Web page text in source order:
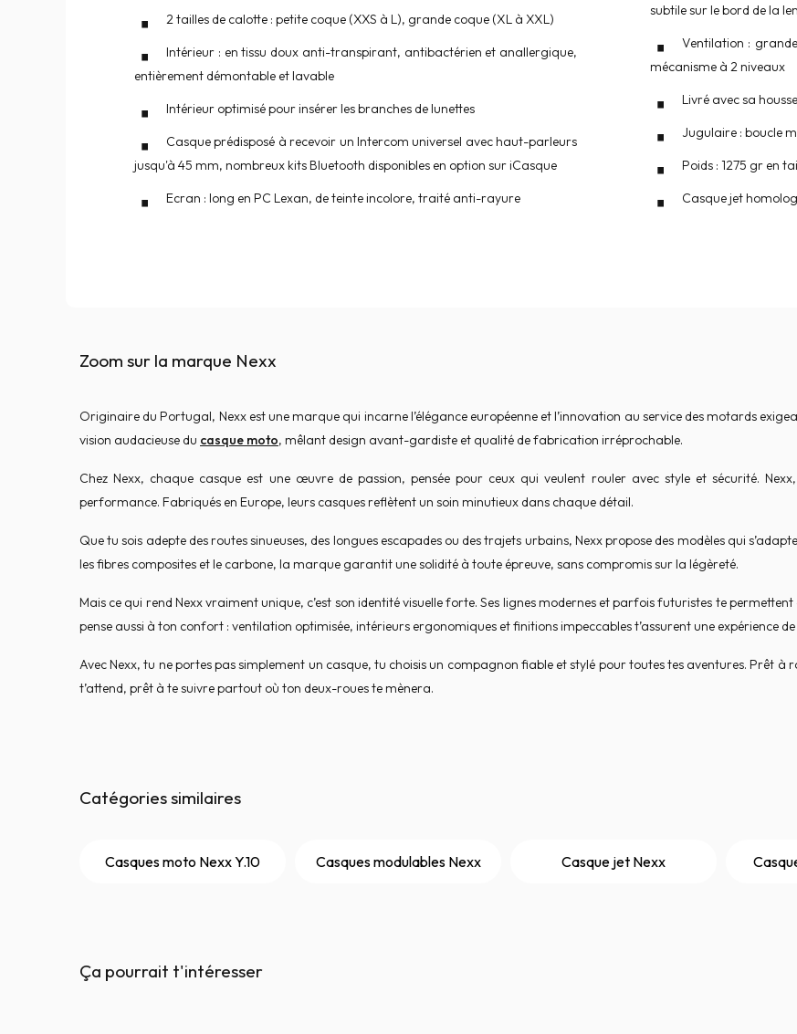
2 tailles de calotte : petite coque (XXS à L), grande coque (XL à XXL)
Intérieur : en tissu doux anti-transpirant, antibactérien et anallergique,
entièrement démontable et lavable
Intérieur optimisé pour insérer les branches de lunettes
Casque prédisposé à recevoir un Intercom universel avec haut-parleurs
jusqu'à 45 mm, nombreux kits Bluetooth disponibles en option sur iCasque
Ecran : long en PC Lexan, de teinte incolore, traité anti-rayure
subtile sur le bord de la
Ventilation :
mécanisme à 2 niveaux
Livré avec sa
Jugulaire : boucle
Poids : 1275 gr en
Casque jet
Zoom sur la marque Nexx
Originaire du Portugal, Nexx est une marque qui incarne l’élégance européenne et l’innovation au service des motards
vision audacieuse du casque moto, mêlant design avant-gardiste et qualité de fabrication irréprochable.
Chez Nexx, chaque casque est une œuvre de passion, pensée pour ceux qui veulent rouler avec style et sécurité.
performance. Fabriqués en Europe, leurs casques reflètent un soin minutieux dans chaque détail.
Que tu sois adepte des routes sinueuses, des longues escapades ou des trajets urbains, Nexx propose des modèles qui
les fibres composites et le carbone, la marque garantit une solidité à toute épreuve, sans compromis sur la légèreté.
Mais ce qui rend Nexx vraiment unique, c’est son identité visuelle forte. Ses lignes modernes et parfois futuristes te
pense aussi à ton confort : ventilation optimisée, intérieurs ergonomiques et finitions impeccables t’assurent une expérience
Avec Nexx, tu ne portes pas simplement un casque, tu choisis un compagnon fiable et stylé pour toutes tes aventures. Prêt
t’attend, prêt à te suivre partout où ton deux-roues te mènera.
Catégories similaires
Casques moto Nexx Y.10 Casques modulables Nexx Casque jet Nexx
Ça pourrait t'intéresser